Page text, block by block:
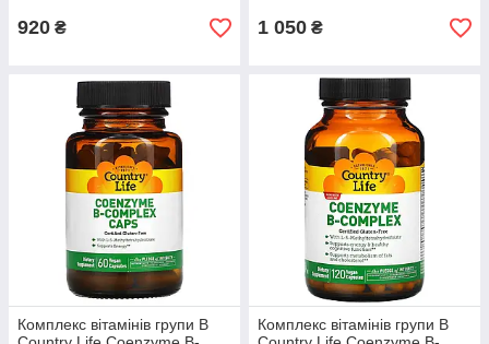
920 ₴ 1 050 ₴
Комплекс вітамінів групи B
Комплекс вітамінів групи B